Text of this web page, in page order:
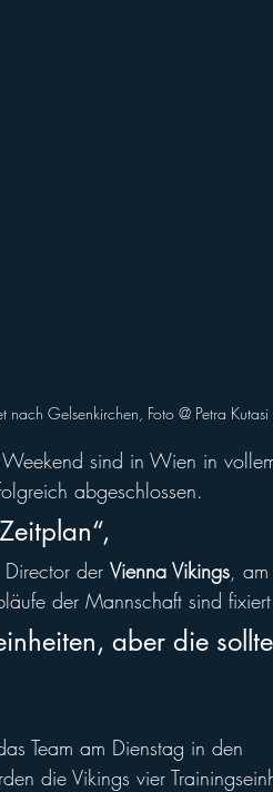
nach Gelsenkirchen, Foto @ Petra Kutasi
sind in Wien in
abgeschlossen.
der Vienna Vikings,
der Mannschaft sind
aber die
Team am Dienstag in den
die Vikings vier